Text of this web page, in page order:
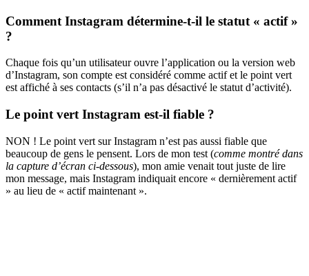
Comment Instagram détermine-t-il le statut « actif »
?
Chaque fois qu’un utilisateur ouvre l’application ou la version web
d’Instagram, son compte est considéré comme actif et le point vert
est affiché à ses contacts (s’il n’a pas désactivé le statut d’activité).
Le point vert Instagram est-il fiable ?
NON ! Le point vert sur Instagram n’est pas aussi fiable que
beaucoup de gens le pensent. Lors de mon test (comme montré dans
la capture d’écran ci-dessous), mon amie venait tout juste de lire
mon message, mais Instagram indiquait encore « dernièrement actif
» au lieu de « actif maintenant ».